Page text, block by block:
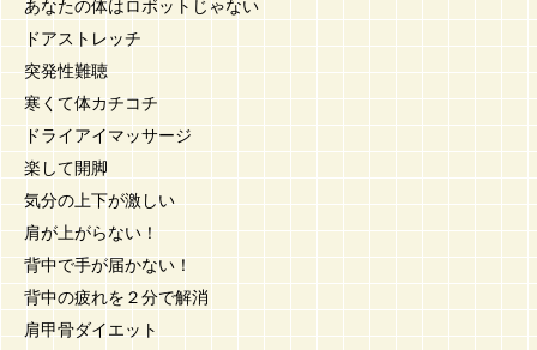
あなたの体はロボットじゃない
ドアストレッチ
突発性難聴
寒くて体カチコチ
ドライアイマッサージ
楽して開脚
気分の上下が激しい
肩が上がらない！
背中で手が届かない！
背中の疲れを２分で解消
肩甲骨ダイエット